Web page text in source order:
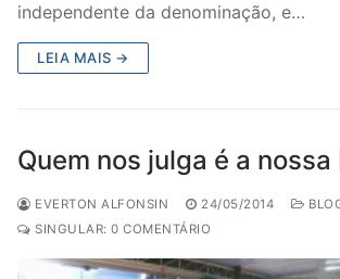
independente da denominação, e…
LEIA MAIS →
Quem nos julga é a nossa
EVERTON ALFONSIN 24/05/2014
SINGULAR: 0 COMENTÁRIO